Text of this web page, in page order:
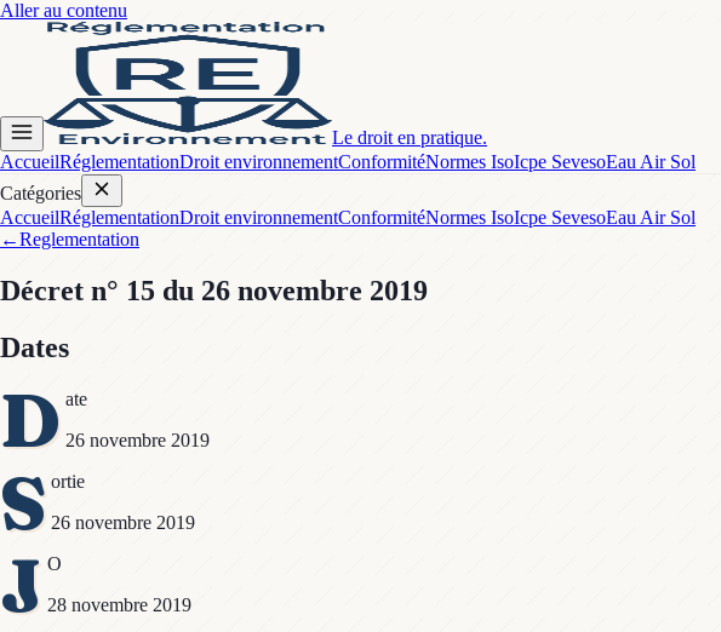
Aller au contenu
Le droit en pratique.
AccueilRéglementationDroit environnementConformitéNormes IsoIcpe SevesoEau Air Sol
Catégories
AccueilRéglementationDroit environnementConformitéNormes IsoIcpe SevesoEau Air Sol
←Reglementation
Décret n° 15 du 26 novembre 2019
Dates
D ate
26 novembre 2019
S ortie
26 novembre 2019
J O
28 novembre 2019